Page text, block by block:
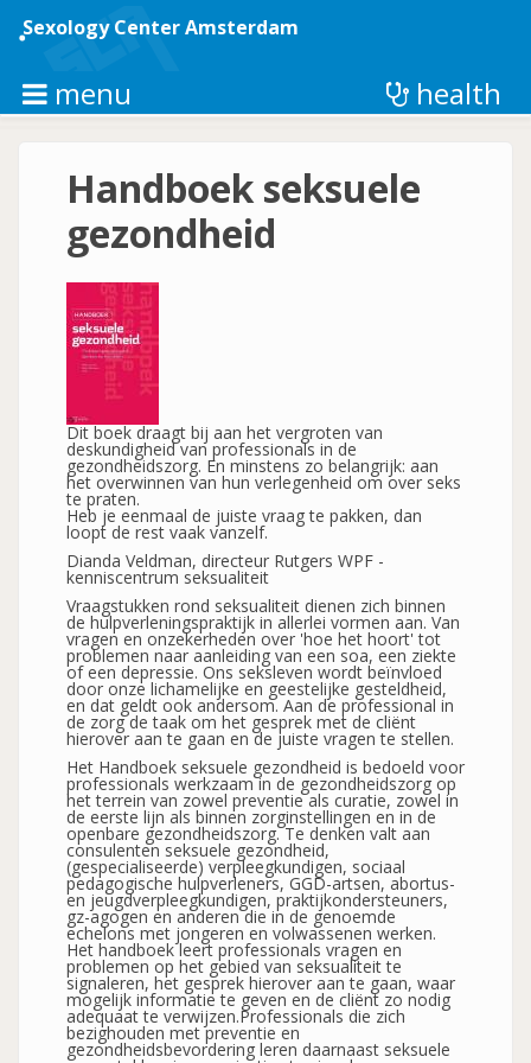
main
Sexology Center Amsterdam
menu health
Handboek seksuele
gezondheid
Dit boek draagt bij aan het vergroten van
deskundigheid van professionals in de
gezondheidszorg. En minstens zo belangrijk: aan
het overwinnen van hun verlegenheid om over seks
te praten.
Heb je eenmaal de juiste vraag te pakken, dan
loopt de rest vaak vanzelf.
Dianda Veldman, directeur Rutgers WPF -
kenniscentrum seksualiteit
Vraagstukken rond seksualiteit dienen zich binnen
de hulpverleningspraktijk in allerlei vormen aan. Van
vragen en onzekerheden over 'hoe het hoort' tot
problemen naar aanleiding van een soa, een ziekte
of een depressie. Ons seksleven wordt beïnvloed
door onze lichamelijke en geestelijke gesteldheid,
en dat geldt ook andersom. Aan de professional in
de zorg de taak om het gesprek met de cliënt
hierover aan te gaan en de juiste vragen te stellen.
Het Handboek seksuele gezondheid is bedoeld voor
professionals werkzaam in de gezondheidszorg op
het terrein van zowel preventie als curatie, zowel in
de eerste lijn als binnen zorginstellingen en in de
openbare gezondheidszorg. Te denken valt aan
consulenten seksuele gezondheid,
(gespecialiseerde) verpleegkundigen, sociaal
pedagogische hulpverleners, GGD-artsen, abortus-
en jeugdverpleegkundigen, praktijkondersteuners,
gz-agogen en anderen die in de genoemde
echelons met jongeren en volwassenen werken.
Het handboek leert professionals vragen en
problemen op het gebied van seksualiteit te
signaleren, het gesprek hierover aan te gaan, waar
mogelijk informatie te geven en de cliënt zo nodig
adequaat te verwijzen.Professionals die zich
bezighouden met preventie en
gezondheidsbevordering leren daarnaast seksuele